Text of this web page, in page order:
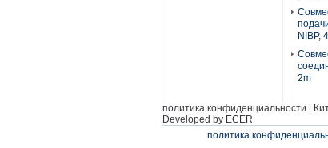
NIBP,
2m
политика конфиденциальности |
Developed by ECER
политика